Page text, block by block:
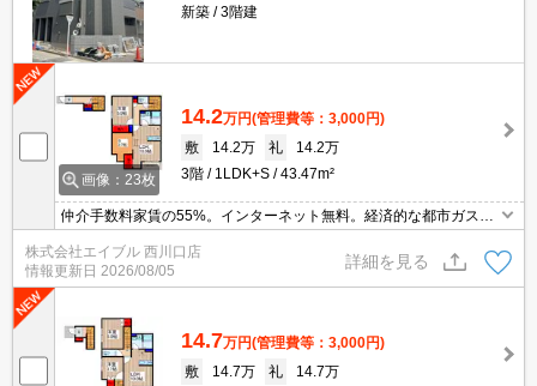
新築
3階建
画像：23枚
14.2万円(管理費等：3,000円)
敷
14.2万 礼
14.2万
3階
1LDK+S 43.47m²
仲介手数料家賃の55%。インターネット無料。経済的な都市ガス使
用。CATV受信可。システムキッチン。洗面化粧台付き。温水洗浄
便座付き。TVインターホン付き。エアコン2基付き。ミサワホーム
施工。
株式会社エイブル 西川口店
情報更新日 2026/08/05
詳細を見る
14.7万円(管理費等：3,000円)
敷
14.7万 礼
14.7万